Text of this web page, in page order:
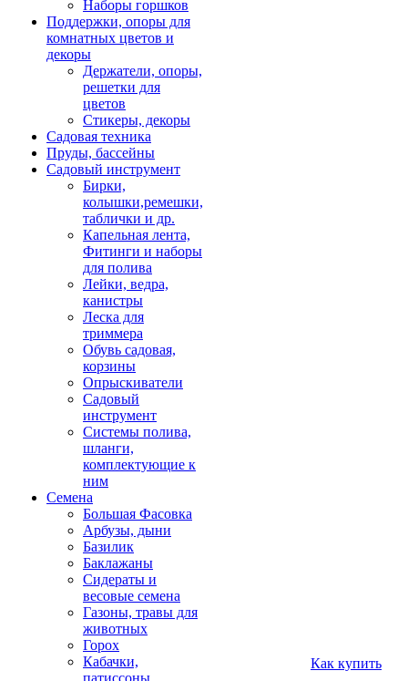
Наборы горшков
Поддержки, опоры для
комнатных цветов и
декоры
Держатели, опоры,
решетки для
цветов
Стикеры, декоры
Садовая техника
Пруды, бассейны
Садовый инструмент
Бирки,
колышки,ремешки,
таблички и др.
Капельная лента,
Фитинги и наборы
для полива
Лейки, ведра,
канистры
Леска для
триммера
Обувь садовая,
корзины
Опрыскиватели
Садовый
инструмент
Системы полива,
шланги,
комплектующие к
ним
Семена
Большая Фасовка
Арбузы, дыни
Базилик
Баклажаны
Сидераты и
весовые семена
Газоны, травы для
животных
Горох
Кабачки,
патиссоны
Как купить